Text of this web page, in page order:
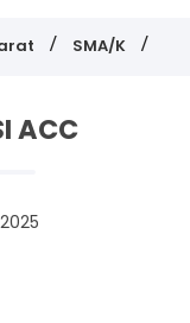
SMA/K
ACC